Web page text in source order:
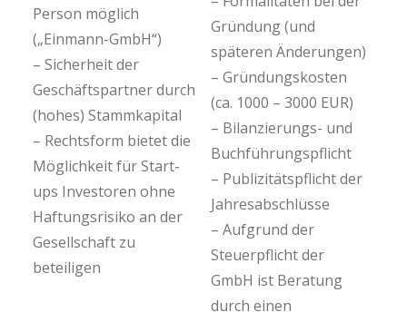
Person möglich
(„Einmann-GmbH“)
– Sicherheit der
Geschäftspartner durch
(hohes) Stammkapital
– Rechtsform bietet die
Möglichkeit für Start-
ups Investoren ohne
Haftungsrisiko an der
Gesellschaft zu
beteiligen
Gründung (und
späteren Änderungen)
– Gründungskosten
(ca. 1000 – 3000 EUR)
– Bilanzierungs- und
Buchführungspflicht
– Publizitätspflicht der
Jahresabschlüsse
– Aufgrund der
Steuerpflicht der
GmbH ist Beratung
durch einen